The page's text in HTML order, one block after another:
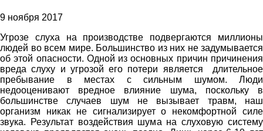
9 ноября 2017
Угрозе слуха на производстве подвергаются миллионы
людей во всем мире. Большинство из них не задумывается
об этой опасности. Одной из основных причин причинения
вреда слуху и угрозой его потери является длительное
пребывание в местах с сильным шумом. Люди
недооценивают вредное влияние шума, поскольку в
большинстве случаев шум не вызывает травм, наш
организм никак не сигнализирует о некомфортной силе
звука. Результат воздействия шума на слуховую систему